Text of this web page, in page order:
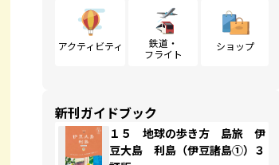
アクティビティ
鉄道・
フライト
ショップ
新刊ガイドブック
１５ 地球の歩き方 島旅 伊
豆大島 利島（伊豆諸島①）３